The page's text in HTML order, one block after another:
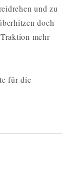
und zu
doch
mehr
für die